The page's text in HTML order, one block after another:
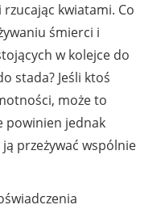
kwiatami. Co
śmierci i
w kolejce do
stada? Jeśli ktoś
może to
powinien jednak
przeżywać wspólnie